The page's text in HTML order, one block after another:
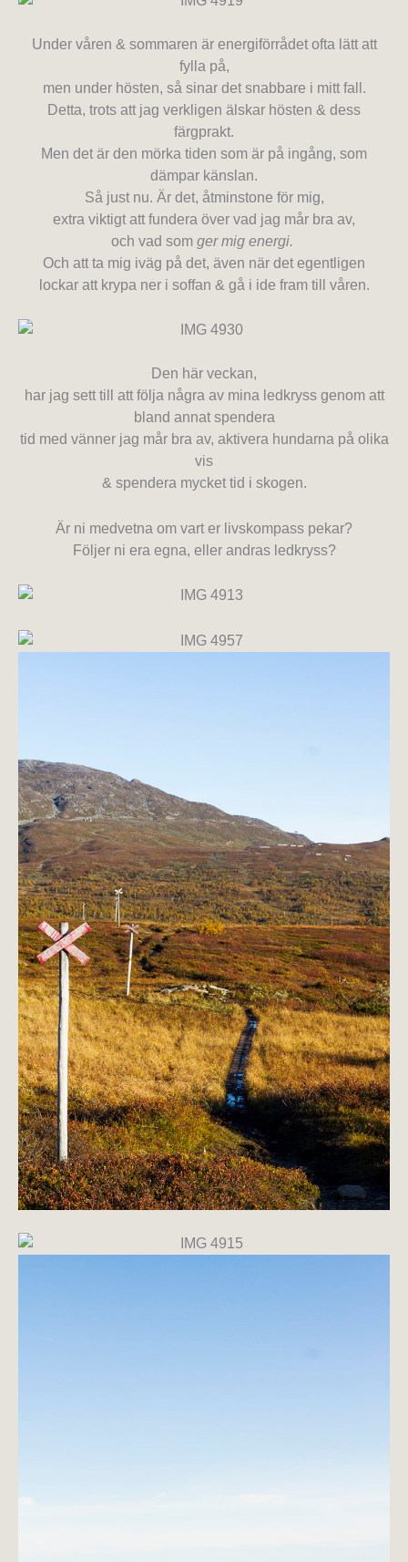
Under våren & sommaren är energiförrådet ofta lätt att
fylla på,
men under hösten, så sinar det snabbare i mitt fall.
Detta, trots att jag verkligen älskar hösten & dess
färgprakt.
Men det är den mörka tiden som är på ingång, som
dämpar känslan.
Så just nu. Är det, åtminstone för mig,
extra viktigt att fundera över vad jag mår bra av,
och vad som ger mig energi.
Och att ta mig iväg på det, även när det egentligen
lockar att krypa ner i soffan & gå i ide fram till våren.
Den här veckan,
har jag sett till att följa några av mina ledkryss genom att
bland annat spendera
tid med vänner jag mår bra av, aktivera hundarna på olika
vis
& spendera mycket tid i skogen.
Är ni medvetna om vart er livskompass pekar?
Följer ni era egna, eller andras ledkryss?